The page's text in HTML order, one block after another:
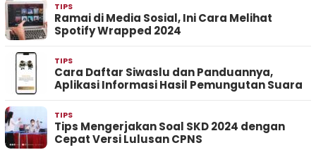
TIPS
Ramai di Media Sosial, Ini Cara Melihat
Spotify Wrapped 2024
TIPS
Cara Daftar Siwaslu dan Panduannya,
Aplikasi Informasi Hasil Pemungutan Suara
TIPS
Tips Mengerjakan Soal SKD 2024 dengan
Cepat Versi Lulusan CPNS